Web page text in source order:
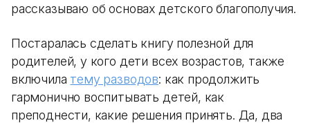
рассказываю об основах детского благополучия.
Постаралась сделать книгу полезной для
родителей, у кого дети всех возрастов, также
включила тему разводов: как продолжить
гармонично воспитывать детей, как
преподнести, какие решения принять. Да, два